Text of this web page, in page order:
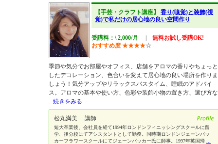
【手芸・クラフト講座】 香り(嗅覚)と装飾(視
覚)で私だけの居心地の良い空間作り
受講料：\ 2,000/月
無料お試し受講OK!
おすすめ度 ★★★★☆
季節や気分でお部屋やオフィス、店舗をアロマの香りやちょっと
したデコレーション、色合いを変えて居心地の良い場所を作りま
しょう！気分アップやリラックスバスタイム、睡眠のアドバイ
ス。アロマの基本や使い方、色彩や装飾小物の置き方、選び方な
...続きをみる
松丸満美 講師
短大卒業後、会社員を経て1994年ロンドンフィニッシングスクールに留
学、後分校にてアシスタントとして勤務。同時期ロンドンジェーンパッ
カーフラワースクールにてジェーンパッカー氏に師事。1997年英国帰